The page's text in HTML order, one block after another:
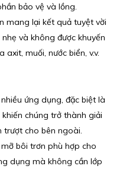
bảo vệ và lồng.
mang lại kết quả tuyệt vời
và không được khuyến
muối, nước biển, v.v.
ứng dụng, đặc biệt là
chúng trở thành giải
trượt cho bên ngoài.
bôi trơn phù hợp cho
dụng mà không cần lớp